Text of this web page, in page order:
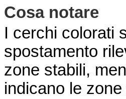
Cosa notare
I cerchi colorati
spostamento
zone stabili,
indicano le